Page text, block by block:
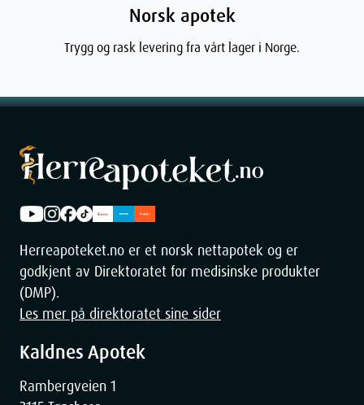
Norsk apotek
Trygg og rask levering fra vårt lager i Norge.
Herreapoteket.no er et norsk nettapotek og er
godkjent av Direktoratet for medisinske produkter
(DMP).
Les mer på direktoratet sine sider
Kaldnes Apotek
Rambergveien 1